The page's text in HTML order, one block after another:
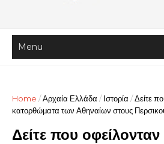
Home /Αρχαία Ελλάδα / Ιστορία /Δείτε
κατορθώματα των Αθηναίων στους
Δείτε που οφείλονταν